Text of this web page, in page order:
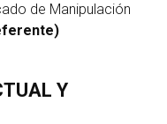
de Manipulación
Y